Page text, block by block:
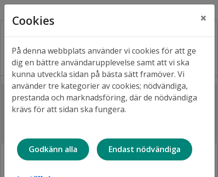
Lyssna
Hem Våra bostäder
Bostadsområden A-Ö
Björkskatan
Björkskatan
Cookies ×
På denna webbplats använder vi cookies för att ge
dig en bättre användarupplevelse samt att vi ska
kunna utveckla sidan på bästa sätt framöver. Vi
använder tre kategorier av cookies; nödvändiga,
prestanda och marknadsföring, där de nödvändiga
krävs för att sidan ska fungera.
Godkänn alla Endast nödvändiga